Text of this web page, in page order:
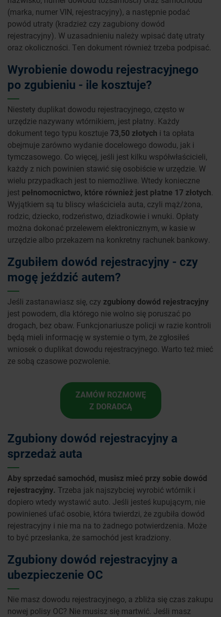
(marka, numer VIN, rejestracyjny), a następnie podać
powód utraty (kradzież czy zagubiony dowód
rejestracyjny). W uzasadnieniu należy wpisać datę utraty
oraz okoliczności. Ten dokument również trzeba podpisać.
Wyrobienie dowodu rejestracyjnego
po zgubieniu - ile kosztuje?
Niestety duplikat dowodu rejestracyjnego, często w
urzędzie nazywany wtórnikiem, jest płatny. Każdy
dokument tego typu kosztuje73,50 złotych i ta opłata
obejmuje zarówno wydanie docelowego dowodu, jak i
tymczasowego. Co więcej, jeśli jest kilku współwłaścicieli,
każdy z nich powinien stawić się osobiście w urzędzie. W
wielu przypadkach jest to niemożliwe. Wtedy konieczne
jest pełnomocnictwo, które również jest płatne 17 złotych.
Wyjątkiem są tu bliscy właściciela auta, czyli mąż/żona,
rodzic, dziecko, rodzeństwo, dziadkowie i wnuki. Opłaty
można dokonać przelewem elektronicznym, w kasie w
urzędzie albo przekazem na konkretny rachunek bankowy.
Zgubiłem dowód rejestracyjny - czy
mogę jeździć autem?
Jeśli zastanawiasz się, czy zgubiony dowód rejestracyjny
jest powodem, dla którego nie wolno się poruszać po
drogach, bez obaw. Funkcjonariusze policji w razie kontroli
będą mieli informację w systemie o tym, że zgłosiłeś
wniosek o duplikat dowodu rejestracyjnego. Warto też mieć
ze sobą czasowe pozwolenie.
ZAMÓW ROZMOWĘ
Z DORADCĄ
Zgubiony dowód rejestracyjny a
sprzedaż auta
Aby sprzedać samochód, musisz mieć przy sobie dowód
rejestracyjny. Trzeba jak najszybciej wyrobić wtórnik i
dopiero wtedy wystawić auto. Jeśli jesteś kupującym, nie
powinieneś ufać osobie, która twierdzi, że zgubiła dowód
rejestracyjny i nie ma na to żadnego potwierdzenia. Może
to być przesłanka, że samochód jest kradziony.
Zgubiony dowód rejestracyjny a
ubezpieczenie OC
Nie masz dowodu rejestracyjnego, a zbliża się czas zakupu
nowej polisy OC? Nie musisz się martwić. Jeśli masz